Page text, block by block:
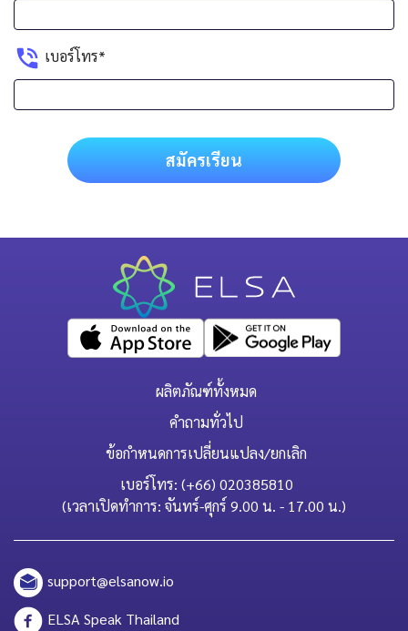
เบอร์โทร*
สมัครเรียน
ผลิตภัณฑ์ทั้งหมด
คำถามทั่วไป
ข้อกำหนดการเปลี่ยนแปลง/ยกเลิก
เบอร์โทร: (+66) 020385810
(เวลาเปิดทำการ: จันทร์-ศุกร์ 9.00 น. - 17.00 น.)
support@elsanow.io
ELSA Speak Thailand